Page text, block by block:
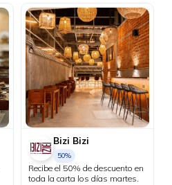
Bizi Bizi
50%
Recibe el 50% de descuento en
toda la carta los días martes.